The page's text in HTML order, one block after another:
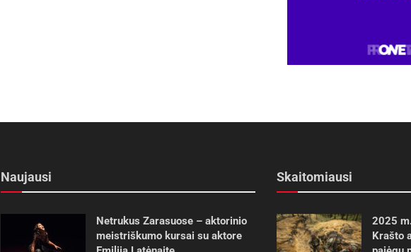
Naujausi
Netrukus Zarasuose – aktorinio
meistriškumo kursai su aktore
Skaitomiausi
2025
Krašto